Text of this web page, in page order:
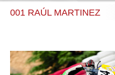
001 RAÚL MARTINEZ